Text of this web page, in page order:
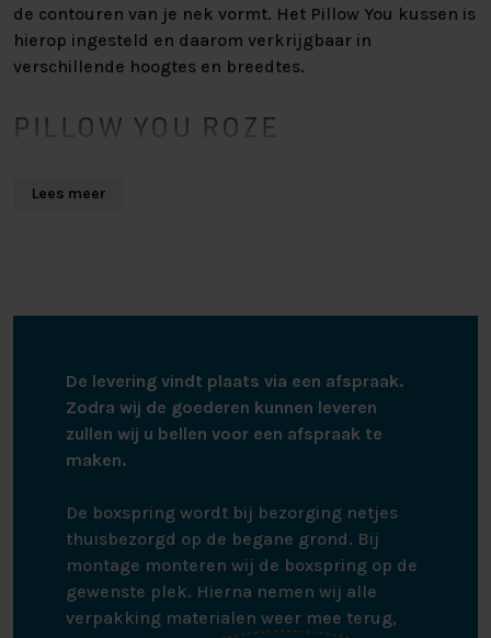
de contouren van je nek vormt. Het Pillow You kussen is
hierop ingesteld en daarom verkrijgbaar in
verschillende hoogtes en breedtes.
PILLOW YOU ROZE
buikslapers en zijslapers met een schouderbreedte
ANTI-ALLERGEEN KUSSEN
De tijk van de Pillow You is voorzien van het
gepatenteerde HeiQ Allergen Tech. Dit is een 100%
van actieve probiotica de blootstelling aan allergenen
zoals huisstofmijt en huisdierallergenen vermindert. De
Heiq Allergen Tech is blijvend over wasbeurten heen en
is OEKO-TEX gecertificeerd.
Lees meer
De levering vindt plaats via een afspraak.
Zodra wij de goederen kunnen leveren
zullen wij u bellen voor een afspraak te
maken.
De boxspring wordt bij bezorging netjes
thuisbezorgd op de begane grond. Bij
montage monteren wij de boxspring op de
gewenste plek. Hierna nemen wij alle
verpakking materialen weer mee terug,